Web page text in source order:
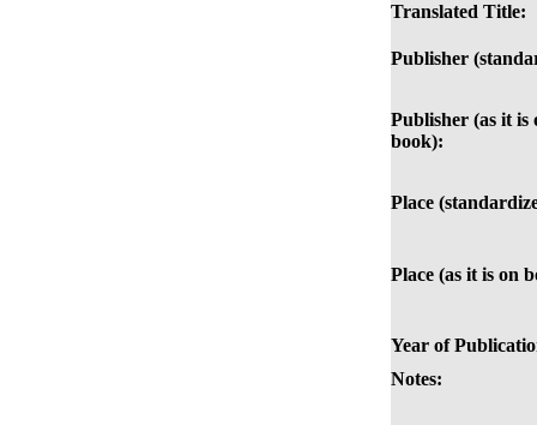
Translated Title:
Publisher
Publisher (as it is
book):
Place
Place (as it is on
Year of
Notes: